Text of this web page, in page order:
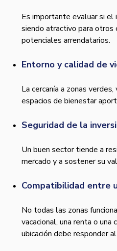
Es importante evaluar si el
siendo atractivo para otros
potenciales arrendatarios.
Entorno y calidad de
La cercanía a zonas
espacios de bienestar
Seguridad de la
Un buen sector tiende a
mercado y a sostener su
Compatibilidad entre
No todas las zonas
vacacional, una renta o una
ubicación debe responder